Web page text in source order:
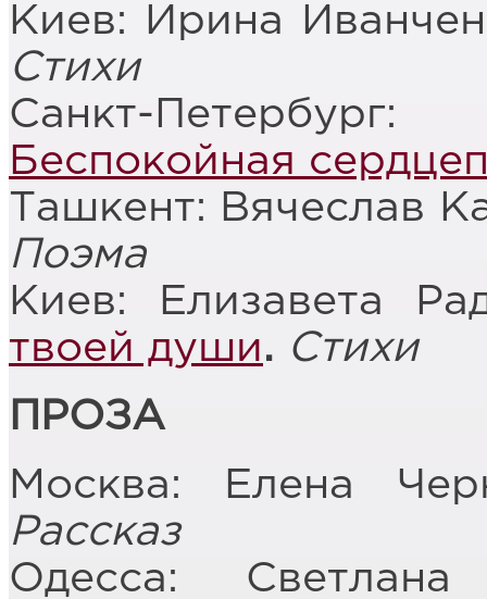
Киев: Ирина
Стихи
Санкт-
Беспокойная
Ташкент: Вячеслав
Поэма
Киев: Елизавета
твоей души. Стихи
ПРОЗА
Москва: Елена
Рассказ
Одесса: